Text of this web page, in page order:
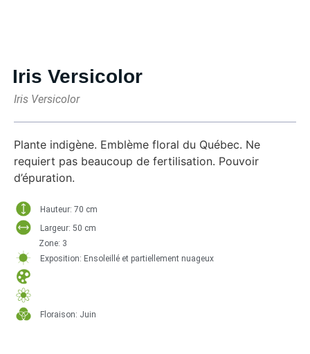
Iris Versicolor
Iris Versicolor
Plante indigène. Emblème floral du Québec. Ne
requiert pas beaucoup de fertilisation. Pouvoir
d’épuration.
Hauteur: 70 cm
Largeur: 50 cm
Zone: 3
Exposition: Ensoleillé et partiellement nuageux
Floraison: Juin